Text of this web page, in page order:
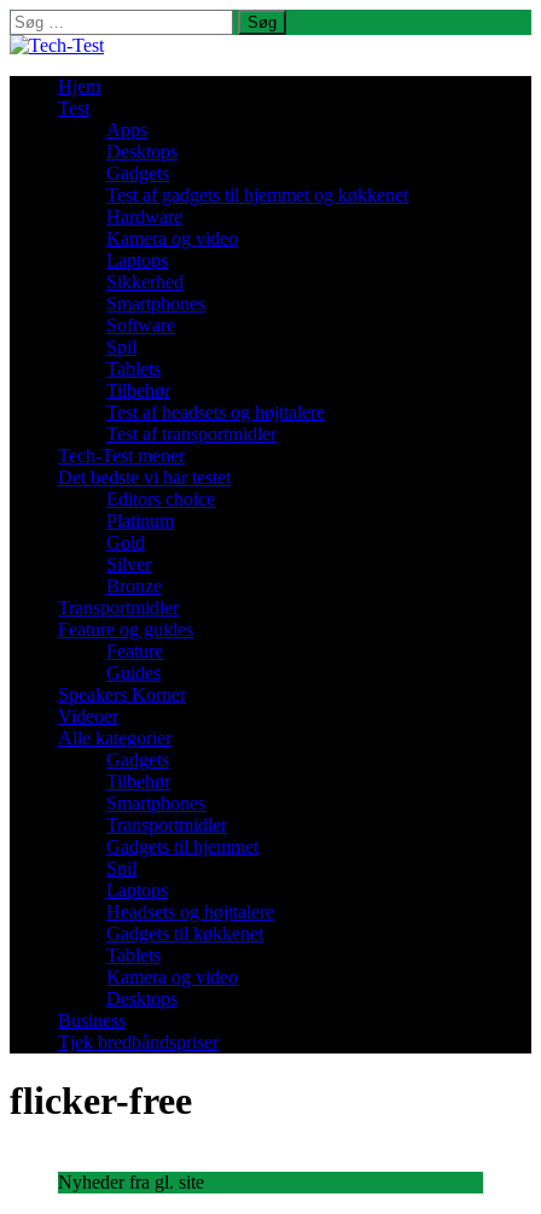
Søg
efter:
Hjem
Test
Apps
Desktops
Gadgets
Test af gadgets til hjemmet og køkkenet
Hardware
Kamera og video
Laptops
Sikkerhed
Smartphones
Software
Spil
Tablets
Tilbehør
Test af headsets og højttalere
Test af transportmidler
Tech-Test mener
Det bedste vi har testet
Editors choice
Platinum
Gold
Silver
Bronze
Transportmidler
Feature og guides
Feature
Guides
Speakers Korner
Videoer
Alle kategorier
Gadgets
Tilbehør
Smartphones
Transportmidler
Gadgets til hjemmet
Spil
Laptops
Headsets og højttalere
Gadgets til køkkenet
Tablets
Kamera og video
Desktops
Business
Tjek bredbåndspriser
flicker-free
Nyheder fra gl. site